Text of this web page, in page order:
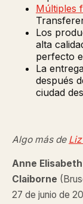
Múltiples
Los
alta
perfecto
La
después
ciudad
Algo más de
Anne
Claiborne
27 de junio de